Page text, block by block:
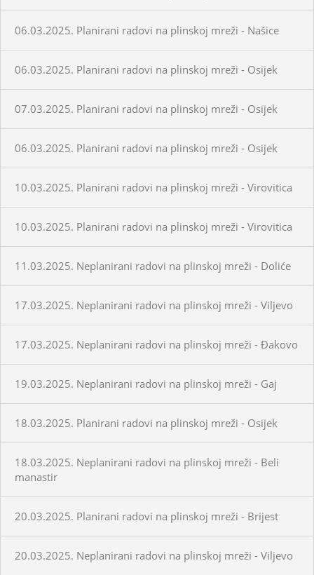
06.03.2025. Planirani radovi na plinskoj mreži - Našice
06.03.2025. Planirani radovi na plinskoj mreži - Osijek
07.03.2025. Planirani radovi na plinskoj mreži - Osijek
06.03.2025. Planirani radovi na plinskoj mreži - Osijek
10.03.2025. Planirani radovi na plinskoj mreži - Virovitica
10.03.2025. Planirani radovi na plinskoj mreži - Virovitica
11.03.2025. Neplanirani radovi na plinskoj mreži - Doliće
17.03.2025. Neplanirani radovi na plinskoj mreži - Viljevo
17.03.2025. Neplanirani radovi na plinskoj mreži - Đakovo
19.03.2025. Neplanirani radovi na plinskoj mreži - Gaj
18.03.2025. Planirani radovi na plinskoj mreži - Osijek
18.03.2025. Neplanirani radovi na plinskoj mreži - Beli
manastir
20.03.2025. Planirani radovi na plinskoj mreži - Brijest
20.03.2025. Neplanirani radovi na plinskoj mreži - Viljevo